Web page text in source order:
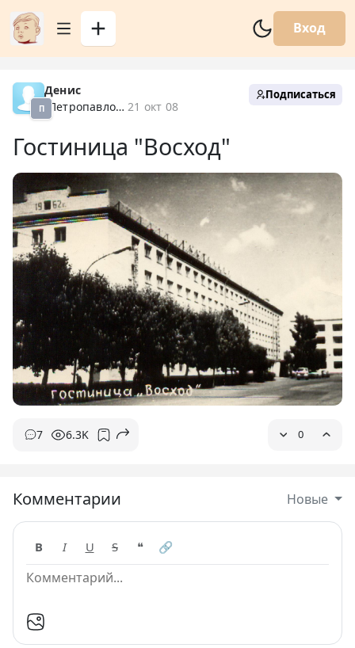
Вход
П
Денис
Петропавловск XX 21 окт 08
Подписаться
Гостиница "Восход"
7 6.3K 0
Комментарии Новые
B I U S ❝ 🔗